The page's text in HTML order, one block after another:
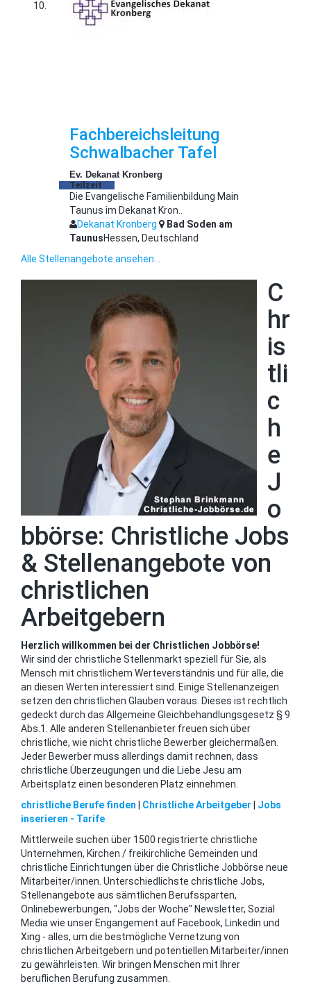
Fachbereichsleitung
Schwalbacher Tafel
Ev. Dekanat Kronberg
Teilzeit
Die Evangelische Familienbildung Main
Taunus im Dekanat Kron..
Dekanat Kronberg
Bad Soden am
TaunusHessen, Deutschland
Alle Stellenangebote ansehen...
C
hr
is
tli
c
h
e
J
o
bbörse: Christliche Jobs
& Stellenangebote von
christlichen
Arbeitgebern
Herzlich willkommen bei der Christlichen Jobbörse!
Wir sind der christliche Stellenmarkt speziell für Sie, als
Mensch mit christlichem Werteverständnis und für alle, die
an diesen Werten interessiert sind. Einige Stellenanzeigen
setzen den christlichen Glauben voraus. Dieses ist rechtlich
gedeckt durch das Allgemeine Gleichbehandlungsgesetz § 9
Abs.1. Alle anderen Stellenanbieter freuen sich über
christliche, wie nicht christliche Bewerber gleichermaßen.
Jeder Bewerber muss allerdings damit rechnen, dass
christliche Überzeugungen und die Liebe Jesu am
Arbeitsplatz einen besonderen Platz einnehmen.
christliche Berufe finden
Christliche Arbeitgeber
Jobs
inserieren - Tarife
Mittlerweile suchen über 1500 registrierte christliche
Unternehmen, Kirchen / freikirchliche Gemeinden und
christliche Einrichtungen über die Christliche Jobbörse neue
Mitarbeiter/innen. Unterschiedlichste christliche Jobs,
Stellenangebote aus sämtlichen Berufssparten,
Onlinebewerbungen, "Jobs der Woche" Newsletter, Sozial
Media wie unser Engangement auf Facebook, Linkedin und
Xing - alles, um die bestmögliche Vernetzung von
christlichen Arbeitgebern und potentiellen Mitarbeiter/innen
zu gewährleisten. Wir bringen Menschen mit Ihrer
beruflichen Berufung zusammen.